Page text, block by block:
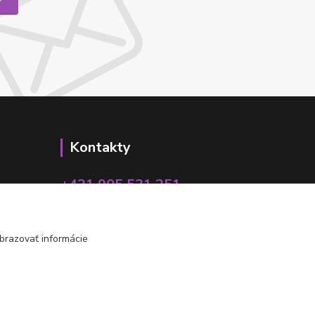
Kontakty
+421 905 531 251
informácie